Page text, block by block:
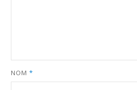
NOM*